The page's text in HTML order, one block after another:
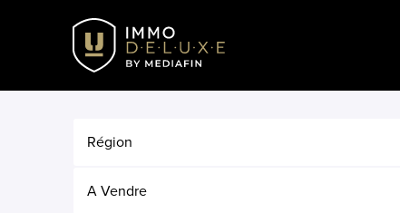
Région
A Vendre